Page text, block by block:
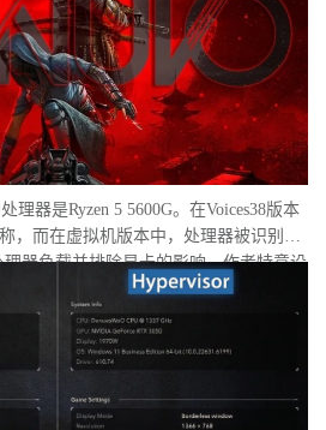
理器是Ryzen 5 5600G。在Voices38版本
，而在虚拟机版本中，处理器被识别为
理器负载并排除显卡的影响，作者特意设
形设置调至“极低”模式。两项测试均在相
和基于虚拟化的安全性（VBS）均已关
试之间电脑甚至没有重启。